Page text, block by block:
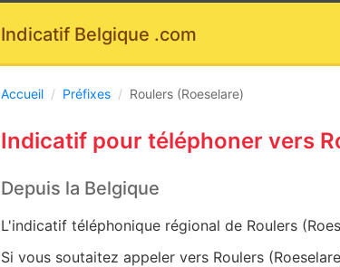
Indicatif Belgique .com
Accueil / Préfixes / Roulers (Roeselare)
Indicatif pour téléphoner vers
Depuis la Belgique
L'indicatif téléphonique régional de Roulers
Si vous soutaitez appeler vers Roulers